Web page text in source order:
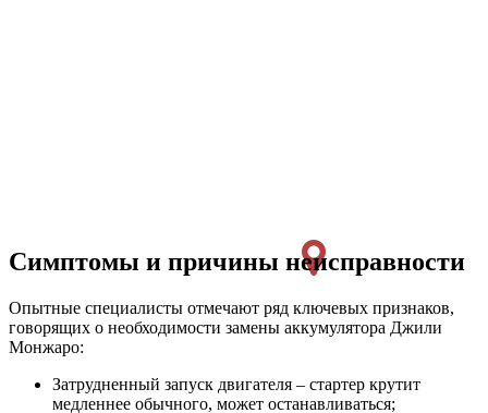
Симптомы и причины неисправности
Опытные специалисты отмечают ряд ключевых признаков,
говорящих о необходимости замены аккумулятора Джили
Монжаро:
Затрудненный запуск двигателя – стартер крутит
медленнее обычного, может останавливаться;